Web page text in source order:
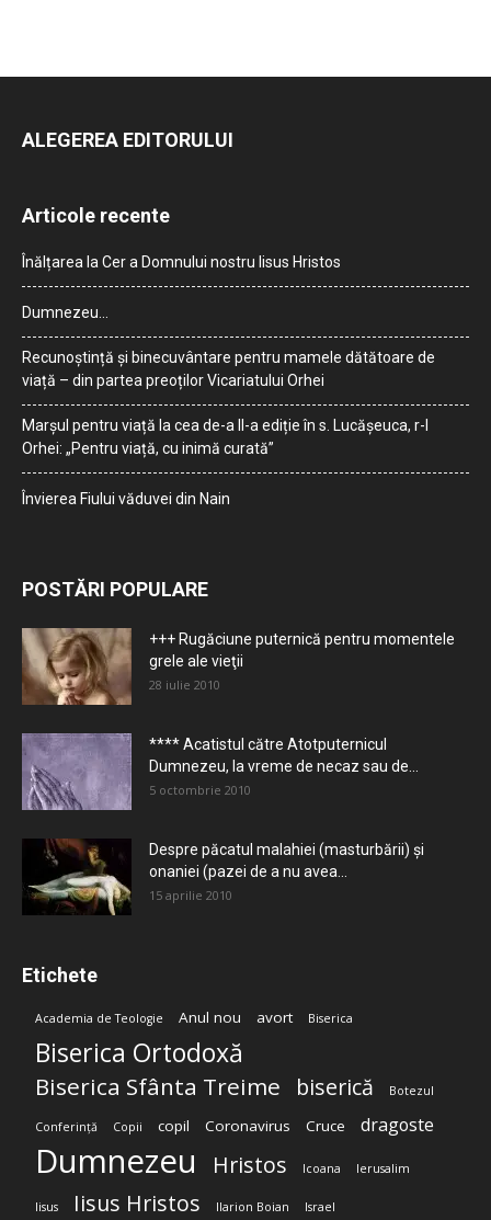
ALEGEREA EDITORULUI
Articole recente
Înălțarea la Cer a Domnului nostru Iisus Hristos
Dumnezeu…
Recunoștință și binecuvântare pentru mamele dătătoare de
viață – din partea preoților Vicariatului Orhei
Marșul pentru viață la cea de-a II-a ediție în s. Lucășeuca, r-l
Orhei: „Pentru viață, cu inimă curată”
Învierea Fiului văduvei din Nain
POSTĂRI POPULARE
+++ Rugăciune puternică pentru momentele
grele ale vieţii
28 iulie 2010
**** Acatistul către Atotputernicul
Dumnezeu, la vreme de necaz sau de...
5 octombrie 2010
Despre păcatul malahiei (masturbării) şi
onaniei (pazei de a nu avea...
15 aprilie 2010
Etichete
Academia de Teologie Anul nou avort Biserica
Biserica Ortodoxă
Biserica Sfânta Treime biserică Botezul
Conferință Copii copil Coronavirus Cruce dragoste
Dumnezeu Hristos Icoana Ierusalim
Iisus Iisus Hristos Ilarion Boian Israel